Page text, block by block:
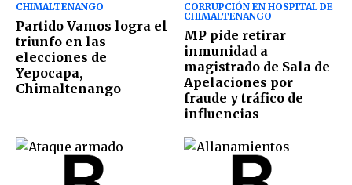
CHIMALTENANGO
Partido Vamos logra el
triunfo en las
elecciones de
Yepocapa,
Chimaltenango
CORRUPCIÓN EN HOSPITAL DE
CHIMALTENANGO
MP pide retirar
inmunidad a
magistrado de Sala de
Apelaciones por
fraude y tráfico de
influencias